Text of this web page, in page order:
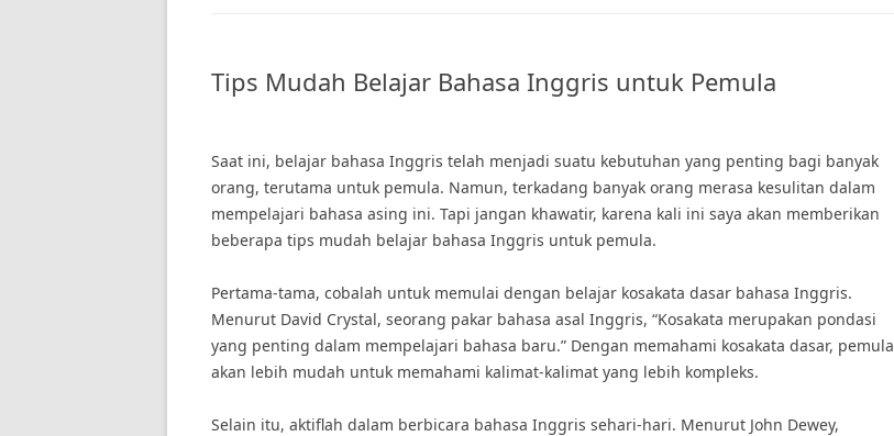
Tips Mudah Belajar Bahasa Inggris untuk Pemula
Saat ini, belajar bahasa Inggris telah menjadi suatu kebutuhan yang penting bagi banyak
orang, terutama untuk pemula. Namun, terkadang banyak orang merasa kesulitan dalam
mempelajari bahasa asing ini. Tapi jangan khawatir, karena kali ini saya akan memberikan
beberapa tips mudah belajar bahasa Inggris untuk pemula.
Pertama-tama, cobalah untuk memulai dengan belajar kosakata dasar bahasa Inggris.
Menurut David Crystal, seorang pakar bahasa asal Inggris, “Kosakata merupakan pondasi
yang penting dalam mempelajari bahasa baru.” Dengan memahami kosakata dasar, pemula
akan lebih mudah untuk memahami kalimat-kalimat yang lebih kompleks.
Selain itu, aktiflah dalam berbicara bahasa Inggris sehari-hari. Menurut John Dewey,